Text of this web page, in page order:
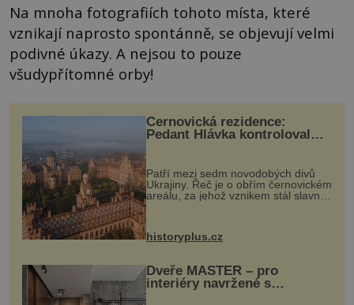
Na mnoha fotografiích tohoto místa, které
vznikají naprosto spontánně, se objevují velmi
podivné úkazy. A nejsou to pouze
všudypřítomné orby!
Černovická rezidence:
Pedant Hlávka kontroloval
Patří mezi sedm novodobých divů
Ukrajiny. Řeč je o obřím černovickém
areálu, za jehož vznikem stál slavný
český architekt Josef Hlávka. Ten si
na něm dal mimořádně záležet. Jeho
stavební plány by při ...
historyplus.cz
Dveře MASTER – pro
interiéry navržené s
rozumem i vášní!